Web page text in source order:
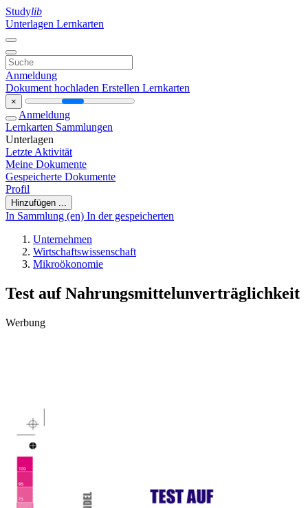
Studylib
Unterlagen Lernkarten
Anmeldung
Dokument hochladen Erstellen Lernkarten
×
Anmeldung
Lernkarten Sammlungen
Unterlagen
Letzte Aktivität
Meine Dokumente
Gespeicherte Dokumente
Profil
Hinzufügen ...
In Sammlung (en) In der gespeicherten
Unternehmen
Wirtschaftswissenschaft
Mikroökonomie
Test auf Nahrungsmittelunverträglichkeit
Werbung